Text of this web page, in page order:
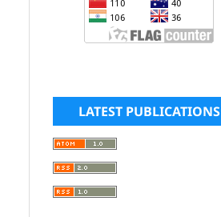
LATEST PUBLICATIONS